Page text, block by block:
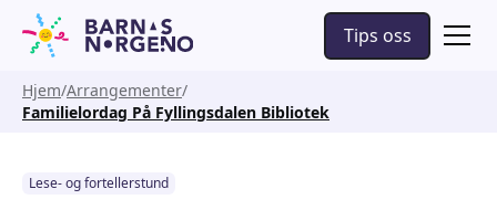
Tips oss
Hjem Arrangementer
Familielordag På Fyllingsdalen Bibliotek
Lese- og fortellerstund